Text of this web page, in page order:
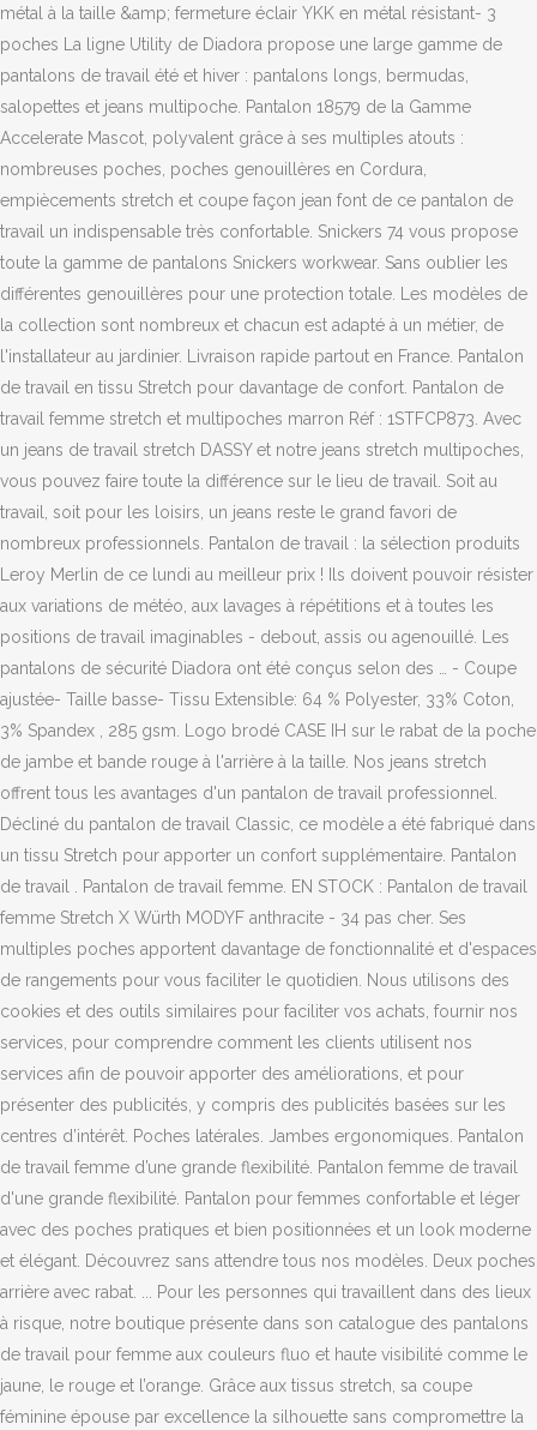
métal à la taille &amp; fermeture éclair YKK en métal résistant- 3
poches La ligne Utility de Diadora propose une large gamme de
pantalons de travail été et hiver : pantalons longs, bermudas,
salopettes et jeans multipoche. Pantalon 18579 de la Gamme
Accelerate Mascot, polyvalent grâce à ses multiples atouts :
nombreuses poches, poches genouillères en Cordura,
empiècements stretch et coupe façon jean font de ce pantalon de
travail un indispensable très confortable. Snickers 74 vous propose
toute la gamme de pantalons Snickers workwear. Sans oublier les
différentes genouillères pour une protection totale. Les modèles de
la collection sont nombreux et chacun est adapté à un métier, de
l'installateur au jardinier. Livraison rapide partout en France. Pantalon
de travail en tissu Stretch pour davantage de confort. Pantalon de
travail femme stretch et multipoches marron Réf : 1STFCP873. Avec
un jeans de travail stretch DASSY et notre jeans stretch multipoches,
vous pouvez faire toute la différence sur le lieu de travail. Soit au
travail, soit pour les loisirs, un jeans reste le grand favori de
nombreux professionnels. Pantalon de travail : la sélection produits
Leroy Merlin de ce lundi au meilleur prix ! Ils doivent pouvoir résister
aux variations de météo, aux lavages à répétitions et à toutes les
positions de travail imaginables - debout, assis ou agenouillé. Les
pantalons de sécurité Diadora ont été conçus selon des … - Coupe
ajustée- Taille basse- Tissu Extensible: 64 % Polyester, 33% Coton,
3% Spandex , 285 gsm. Logo brodé CASE IH sur le rabat de la poche
de jambe et bande rouge à l'arrière à la taille. Nos jeans stretch
offrent tous les avantages d'un pantalon de travail professionnel.
Décliné du pantalon de travail Classic, ce modèle a été fabriqué dans
un tissu Stretch pour apporter un confort supplémentaire. Pantalon
de travail . Pantalon de travail femme. EN STOCK : Pantalon de travail
femme Stretch X Würth MODYF anthracite - 34 pas cher. Ses
multiples poches apportent davantage de fonctionnalité et d'espaces
de rangements pour vous faciliter le quotidien. Nous utilisons des
cookies et des outils similaires pour faciliter vos achats, fournir nos
services, pour comprendre comment les clients utilisent nos
services afin de pouvoir apporter des améliorations, et pour
présenter des publicités, y compris des publicités basées sur les
centres d’intérêt. Poches latérales. Jambes ergonomiques. Pantalon
de travail femme d’une grande flexibilité. Pantalon femme de travail
d'une grande flexibilité. Pantalon pour femmes confortable et léger
avec des poches pratiques et bien positionnées et un look moderne
et élégant. Découvrez sans attendre tous nos modèles. Deux poches
arrière avec rabat. ... Pour les personnes qui travaillent dans des lieux
à risque, notre boutique présente dans son catalogue des pantalons
de travail pour femme aux couleurs fluo et haute visibilité comme le
jaune, le rouge et l’orange. Grâce aux tissus stretch, sa coupe
féminine épouse par excellence la silhouette sans compromettre la